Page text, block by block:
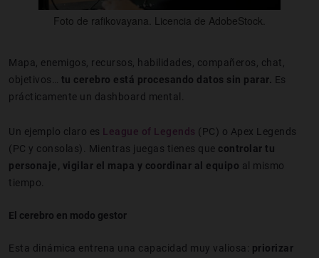
Foto de rafikovayana. Licencia de AdobeStock.
Mapa, enemigos, recursos, habilidades, compañeros, chat,
objetivos… tu cerebro está procesando datos sin parar. Es
prácticamente un dashboard mental.
Un ejemplo claro es League of Legends (PC) o Apex Legends
(PC y consolas). Mientras juegas tienes que controlar tu
personaje, vigilar el mapa y coordinar al equipo al mismo
tiempo.
El cerebro en modo gestor
Esta dinámica entrena una capacidad muy valiosa: priorizar